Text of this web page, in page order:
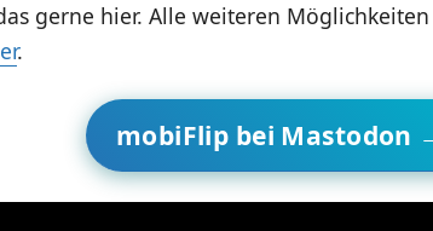
gerne hier. Alle weiteren
.
mobiFlip bei Mastodon